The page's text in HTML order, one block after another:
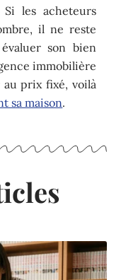
les acheteurs
il ne reste
son bien
immobilière
prix fixé, voilà
sa maison.